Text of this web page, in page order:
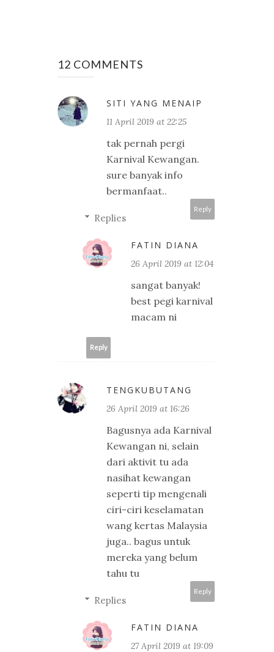
12 COMMENTS
SITI YANG MENAIP
11 April 2019 at 22:25
tak pernah pergi
Karnival Kewangan.
sure banyak info
bermanfaat..
Reply
Replies
FATIN DIANA
26 April 2019 at 12:04
sangat banyak!
best pegi karnival
macam ni
Reply
TENGKUBUTANG
26 April 2019 at 16:26
Bagusnya ada Karnival
Kewangan ni, selain
dari aktivit tu ada
nasihat kewangan
seperti tip mengenali
ciri-ciri keselamatan
wang kertas Malaysia
juga.. bagus untuk
mereka yang belum
tahu tu
Reply
Replies
FATIN DIANA
27 April 2019 at 19:09